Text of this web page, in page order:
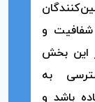
شفافیت و
این بخش
به
باشد و